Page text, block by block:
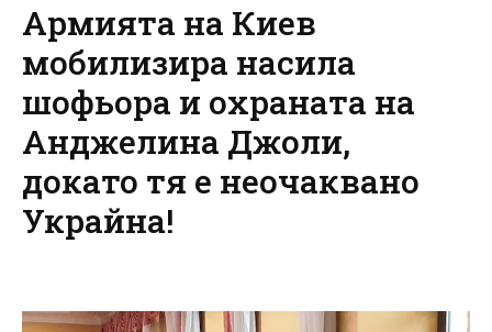
Армията на Киев
мобилизира насила
шофьора и охраната на
Анджелина Джоли,
докато тя е неочаквано
Украйна!